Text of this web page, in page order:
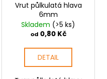
Vrut půlkulatá hlava
6mm
Skladem (>5 ks)
od 0,80 Kč
DETAIL